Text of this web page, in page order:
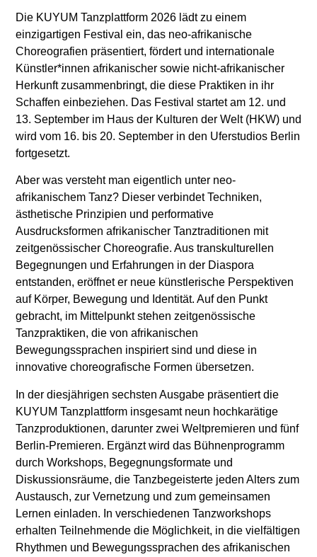
Die KUYUM Tanzplattform 2026 lädt zu einem
einzigartigen Festival ein, das neo-afrikanische
Choreografien präsentiert, fördert und internationale
Künstler*innen afrikanischer sowie nicht-afrikanischer
Herkunft zusammenbringt, die diese Praktiken in ihr
Schaffen einbeziehen. Das Festival startet am 12. und
13. September im Haus der Kulturen der Welt (HKW) und
wird vom 16. bis 20. September in den Uferstudios Berlin
fortgesetzt.
Aber was versteht man eigentlich unter neo-
afrikanischem Tanz? Dieser verbindet Techniken,
ästhetische Prinzipien und performative
Ausdrucksformen afrikanischer Tanztraditionen mit
zeitgenössischer Choreografie. Aus transkulturellen
Begegnungen und Erfahrungen in der Diaspora
entstanden, eröffnet er neue künstlerische Perspektiven
auf Körper, Bewegung und Identität. Auf den Punkt
gebracht, im Mittelpunkt stehen zeitgenössische
Tanzpraktiken, die von afrikanischen
Bewegungssprachen inspiriert sind und diese in
innovative choreografische Formen übersetzen.
In der diesjährigen sechsten Ausgabe präsentiert die
KUYUM Tanzplattform insgesamt neun hochkarätige
Tanzproduktionen, darunter zwei Weltpremieren und fünf
Berlin-Premieren. Ergänzt wird das Bühnenprogramm
durch Workshops, Begegnungsformate und
Diskussionsräume, die Tanzbegeisterte jeden Alters zum
Austausch, zur Vernetzung und zum gemeinsamen
Lernen einladen. In verschiedenen Tanzworkshops
erhalten Teilnehmende die Möglichkeit, in die vielfältigen
Rhythmen und Bewegungssprachen des afrikanischen